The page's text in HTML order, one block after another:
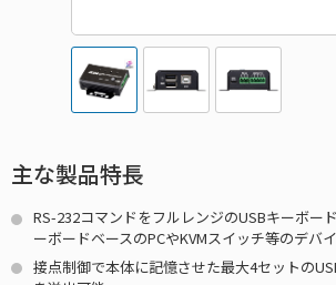
主な製品特長
RS-232コマンドをフルレンジのUSBキーボー
ーボードベースのPCやKVMスイッチ等のデバ
接点制御で本体に記憶させた最大4セットの